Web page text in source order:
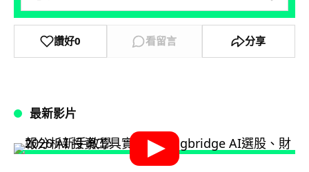
讚好0 看留言 分享
最新影片